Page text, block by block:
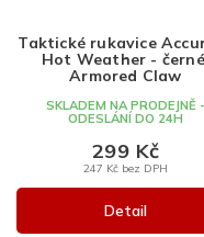
Taktické rukavice
Hot Weather -
Armored Claw
SKLADEM NA PRODEJNĚ -
ODESLÁNÍ DO 24H
247 Kč bez DPH
299 Kč
Detail